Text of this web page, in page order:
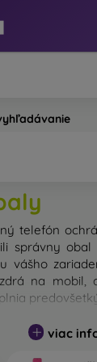
telefón
správny
vášho
na
nazvať tiež
telefónu.
viac